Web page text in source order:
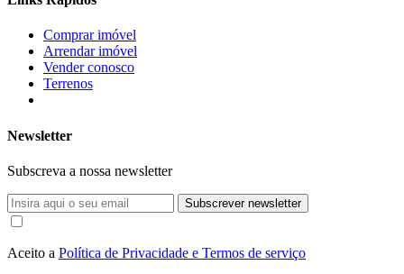
Comprar imóvel
Arrendar imóvel
Vender conosco
Terrenos
Newsletter
Subscreva a nossa newsletter
Subscrever newsletter
Aceito a Política de Privacidade e Termos de serviço